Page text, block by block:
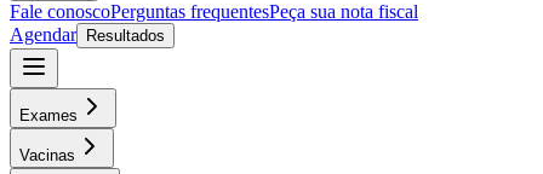
Fale conoscoPerguntas frequentesPeça sua nota fiscal
Agendar
Resultados
Exames
Vacinas